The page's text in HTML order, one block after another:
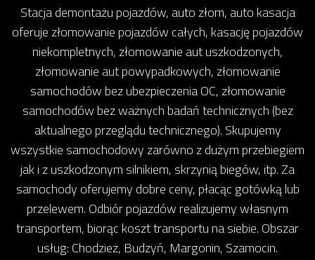
Stacja demontażu pojazdów, auto złom, auto kasacja
oferuje złomowanie pojazdów całych, kasację pojazdów
niekompletnych, złomowanie aut uszkodzonych,
złomowanie aut powypadkowych, złomowanie
samochodów bez ubezpieczenia OC, złomowanie
samochodów bez ważnych badań technicznych (bez
aktualnego przeglądu technicznego). Skupujemy
wszystkie samochodowy zarówno z dużym przebiegiem
jak i z uszkodzonym silnikiem, skrzynią biegów, itp. Za
samochody oferujemy dobre ceny, płacąc gotówką lub
przelewem. Odbiór pojazdów realizujemy własnym
transportem, biorąc koszt transportu na siebie. Obszar
usług: Chodzież, Budzyń, Margonin, Szamocin.